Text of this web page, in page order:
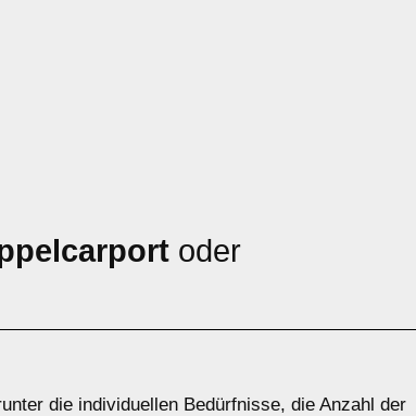
oder
die individuellen Bedürfnisse, die Anzahl der